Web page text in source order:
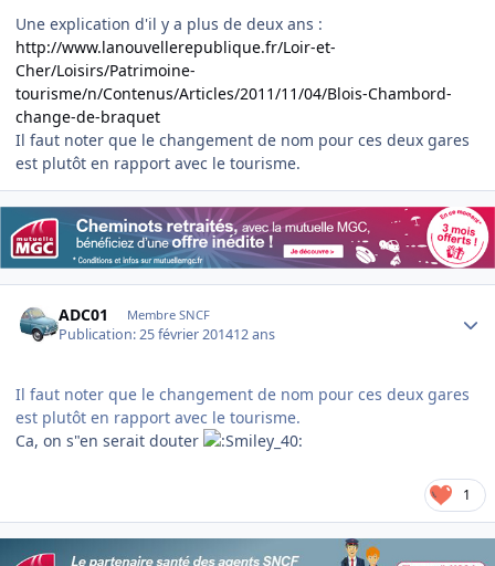
Une explication d'il y a plus de deux ans :
http://www.lanouvellerepublique.fr/Loir-et-
Cher/Loisirs/Patrimoine-
tourisme/n/Contenus/Articles/2011/11/04/Blois-Chambord-
change-de-braquet
Il faut noter que le changement de nom pour ces deux gares
est plutôt en rapport avec le tourisme.
ADC01 Membre SNCF
Publication:25 février 201412 ans
Il faut noter que le changement de nom pour ces deux gares
est plutôt en rapport avec le tourisme.
Ca, on s"en serait douter
1